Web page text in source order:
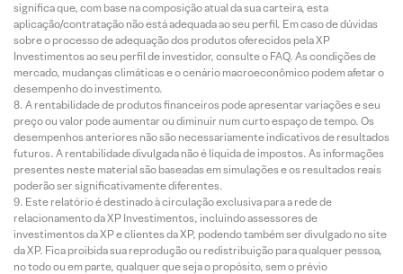
significa que, com base na composição atual da sua carteira, esta
aplicação/contratação não está adequada ao seu perfil. Em caso de dúvidas
sobre o processo de adequação dos produtos oferecidos pela XP
Investimentos ao seu perfil de investidor, consulte o FAQ. As condições de
mercado, mudanças climáticas e o cenário macroeconômico podem afetar o
desempenho do investimento.
A rentabilidade de produtos financeiros pode apresentar variações e seu
preço ou valor pode aumentar ou diminuir num curto espaço de tempo. Os
desempenhos anteriores não são necessariamente indicativos de resultados
futuros. A rentabilidade divulgada não é líquida de impostos. As informações
presentes neste material são baseadas em simulações e os resultados reais
poderão ser significativamente diferentes.
Este relatório é destinado à circulação exclusiva para a rede de
relacionamento da XP Investimentos, incluindo assessores de
investimentos da XP e clientes da XP, podendo também ser divulgado no site
da XP. Fica proibida sua reprodução ou redistribuição para qualquer pessoa,
no todo ou em parte, qualquer que seja o propósito, sem o prévio